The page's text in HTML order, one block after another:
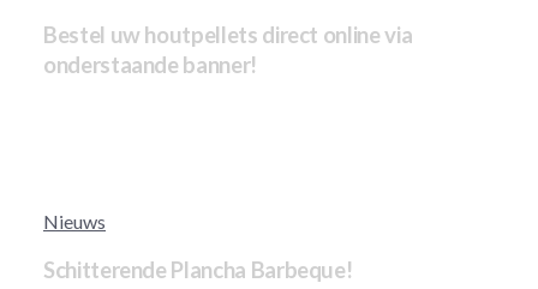
Bestel uw houtpellets direct online via
onderstaande banner!
Nieuws
Schitterende Plancha Barbeque!